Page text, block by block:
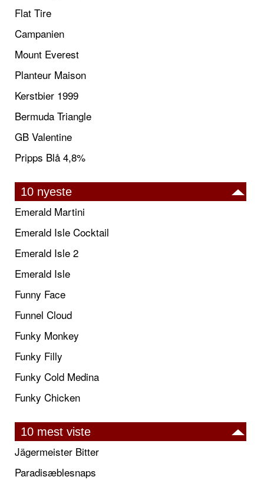
Flat Tire
Campanien
Mount Everest
Planteur Maison
Kerstbier 1999
Bermuda Triangle
GB Valentine
Pripps Blå 4,8%
10 nyeste
Emerald Martini
Emerald Isle Cocktail
Emerald Isle 2
Emerald Isle
Funny Face
Funnel Cloud
Funky Monkey
Funky Filly
Funky Cold Medina
Funky Chicken
10 mest viste
Jägermeister Bitter
Paradisæblesnaps